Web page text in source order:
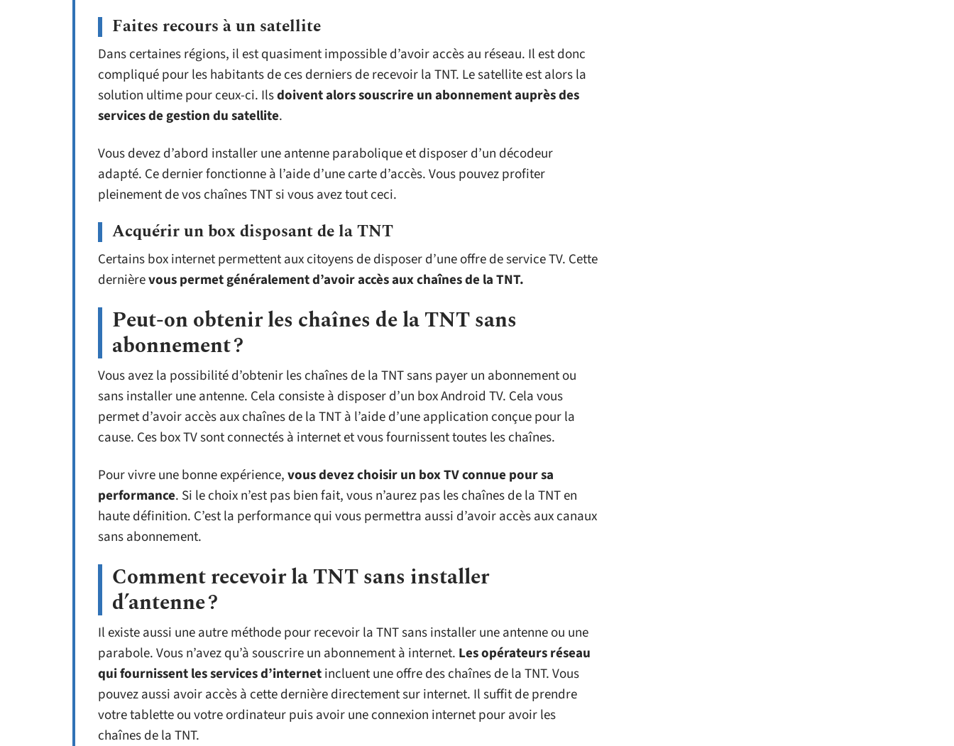
Faites recours à un satellite
Dans certaines régions, il est quasiment impossible d’avoir accès au réseau. Il est donc
compliqué pour les habitants de ces derniers de recevoir la TNT. Le satellite est alors la
solution ultime pour ceux-ci. Ilsdoivent alors souscrire un abonnement auprès des
services de gestion du satellite.
Vous devez d’abord installer une antenne parabolique et disposer d’un décodeur
adapté. Ce dernier fonctionne à l’aide d’une carte d’accès. Vous pouvez profiter
pleinement de vos chaînes TNT si vous avez tout ceci.
Acquérir un box disposant de la TNT
Certains box internet permettent aux citoyens de disposer d’une offre de service TV. Cette
dernièrevous permet généralement d’avoir accès aux chaînes de la TNT.
Peut-on obtenir les chaînes de la TNT sans
abonnement ?
Vous avez la possibilité d’obtenir les chaînes de la TNT sans payer un abonnement ou
sans installer une antenne. Cela consiste à disposer d’un box Android TV. Cela vous
permet d’avoir accès aux chaînes de la TNT à l’aide d’une application conçue pour la
cause. Ces box TV sont connectés à internet et vous fournissent toutes les chaînes.
Pour vivre une bonne expérience,vous devez choisir un box TV connue pour sa
performance. Si le choix n’est pas bien fait, vous n’aurez pas les chaînes de la TNT en
haute définition. C’est la performance qui vous permettra aussi d’avoir accès aux canaux
sans abonnement.
Comment recevoir la TNT sans installer
d’antenne ?
Il existe aussi une autre méthode pour recevoir la TNT sans installer une antenne ou une
parabole. Vous n’avez qu’à souscrire un abonnement à internet. Les opérateurs réseau
qui fournissent les services d’internetincluent une offre des chaînes de la TNT. Vous
pouvez aussi avoir accès à cette dernière directement sur internet. Il suffit de prendre
votre tablette ou votre ordinateur puis avoir une connexion internet pour avoir les
chaînes de la TNT.